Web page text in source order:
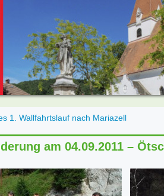
1. Wallfahrtslauf nach Mariazell
am 04.09.2011 –